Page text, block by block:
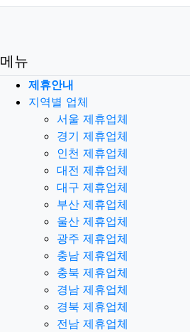
메뉴
제휴안내
지역별 업체
서울 제휴업체
경기 제휴업체
인천 제휴업체
대전 제휴업체
대구 제휴업체
부산 제휴업체
울산 제휴업체
광주 제휴업체
충남 제휴업체
충북 제휴업체
경남 제휴업체
경북 제휴업체
전남 제휴업체